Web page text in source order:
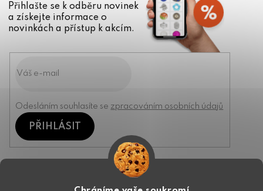
Přihlašte se k odběru novinek
a získejte informace o
novinkách a přístup k akcím.
Odesláním souhlasíte se zpracováním osobních údajů
PŘIHLÁSIT